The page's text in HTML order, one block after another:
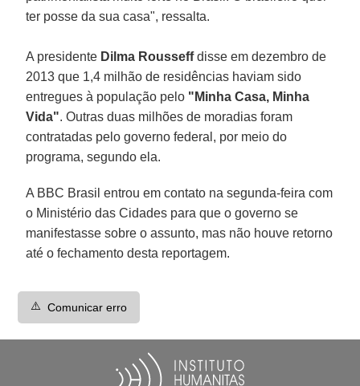
ter posse da sua casa", ressalta.
A presidente Dilma Rousseffdisse em dezembro de
2013 que 1,4 milhão de residências haviam sido
entregues à população pelo "Minha Casa, Minha
Vida". Outras duas milhões de moradias foram
contratadas pelo governo federal, por meio do
programa, segundo ela.
A BBC Brasil entrou em contato na segunda-feira com
o Ministério das Cidades para que o governo se
manifestasse sobre o assunto, mas não houve retorno
até o fechamento desta reportagem.
⚠️ Comunicar erro